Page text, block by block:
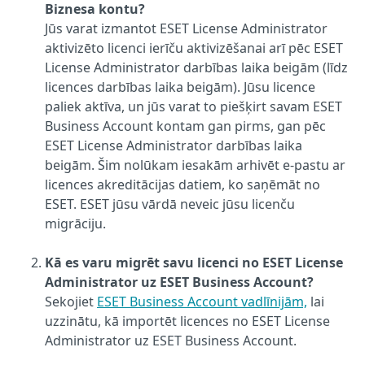
Biznesa kontu?
Jūs varat izmantot ESET License Administrator
aktivizēto licenci ierīču aktivizēšanai arī pēc ESET
License Administrator darbības laika beigām (līdz
licences darbības laika beigām). Jūsu licence
paliek aktīva, un jūs varat to piešķirt savam ESET
Business Account kontam gan pirms, gan pēc
ESET License Administrator darbības laika
beigām. Šim nolūkam iesakām arhivēt e-pastu ar
licences akreditācijas datiem, ko saņēmāt no
ESET. ESET jūsu vārdā neveic jūsu licenču
migrāciju.
Kā es varu migrēt savu licenci no ESET License
Administrator uz ESET Business Account?
Sekojiet ESET Business Account vadlīnijām, lai
uzzinātu, kā importēt licences no ESET License
Administrator uz ESET Business Account.